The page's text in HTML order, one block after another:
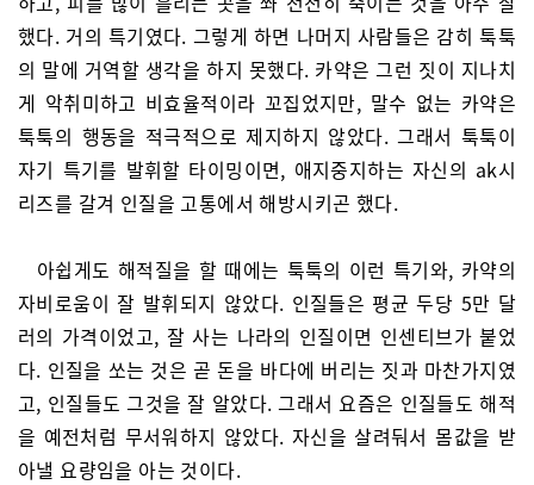
했다. 거의 특기였다. 그렇게 하면 나머지 사람들은 감히 툭툭
의 말에 거역할 생각을 하지 못했다. 카약은 그런 짓이 지나치
게 악취미하고 비효율적이라 꼬집었지만, 말수 없는 카약은
툭툭의 행동을 적극적으로 제지하지 않았다. 그래서 툭툭이
자기 특기를 발휘할 타이밍이면, 애지중지하는 자신의 ak시
리즈를 갈겨 인질을 고통에서 해방시키곤 했다.
아쉽게도 해적질을 할 때에는 툭툭의 이런 특기와, 카약의
자비로움이 잘 발휘되지 않았다. 인질들은 평균 두당 5만 달
러의 가격이었고, 잘 사는 나라의 인질이면 인센티브가 붙었
다. 인질을 쏘는 것은 곧 돈을 바다에 버리는 짓과 마찬가지였
고, 인질들도 그것을 잘 알았다. 그래서 요즘은 인질들도 해적
을 예전처럼 무서워하지 않았다. 자신을 살려둬서 몸값을 받
아낼 요량임을 아는 것이다.